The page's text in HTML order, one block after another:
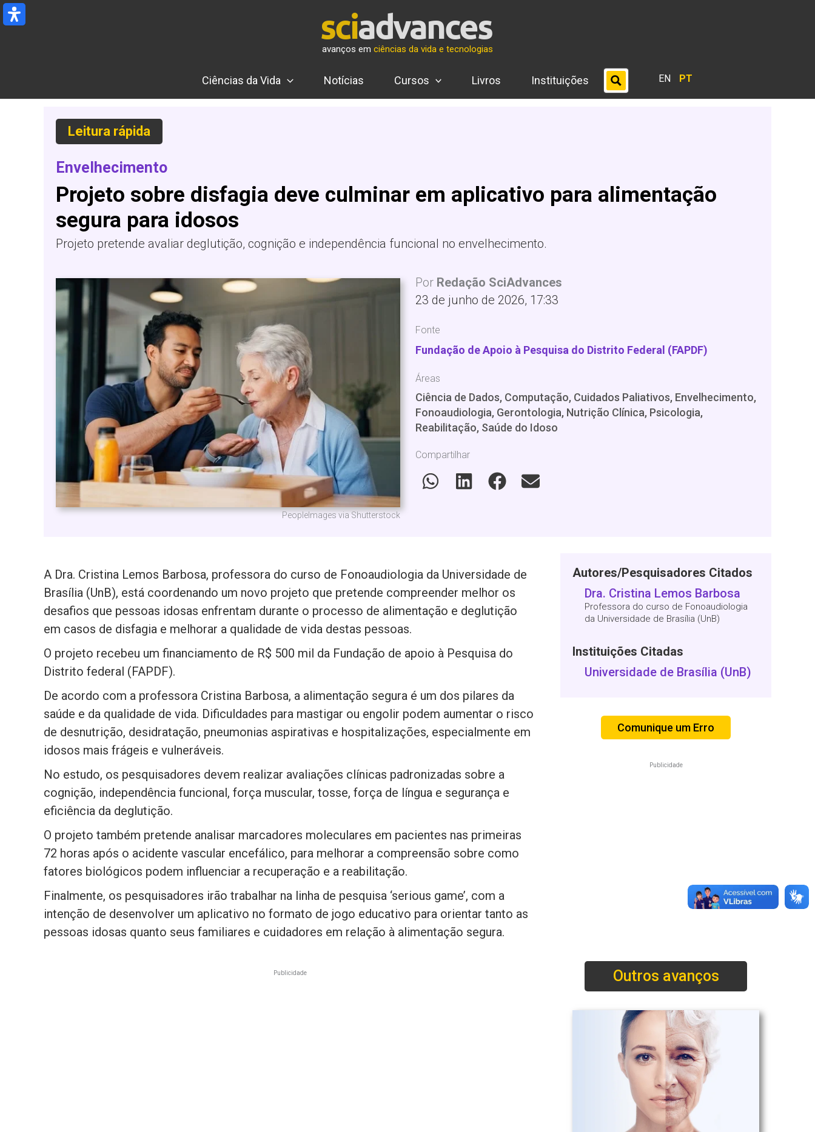
Ir
para
avanços em ciências da vida e tecnologias
Ciências da Vida Notícias Cursos Livros Instituições EN PT
Leitura rápida
Envelhecimento
Projeto sobre disfagia deve culminar em aplicativo para alimentação
segura para idosos
Projeto pretende avaliar deglutição, cognição e independência funcional no envelhecimento.
PeopleImages via Shutterstock
Por Redação SciAdvances
23 de junho de 2026, 17:33
Fonte
Fundação de Apoio à Pesquisa do Distrito Federal (FAPDF)
Áreas
Ciência de Dados, Computação, Cuidados Paliativos, Envelhecimento,
Fonoaudiologia, Gerontologia, Nutrição Clínica, Psicologia,
Reabilitação, Saúde do Idoso
Compartilhar
A Dra. Cristina Lemos Barbosa, professora do curso de Fonoaudiologia da Universidade de
Brasília (UnB), está coordenando um novo projeto que pretende compreender melhor os
desafios que pessoas idosas enfrentam durante o processo de alimentação e deglutição
em casos de disfagia e melhorar a qualidade de vida destas pessoas.
O projeto recebeu um financiamento de R$ 500 mil da Fundação de apoio à Pesquisa do
Distrito federal (FAPDF).
De acordo com a professora Cristina Barbosa, a alimentação segura é um dos pilares da
saúde e da qualidade de vida. Dificuldades para mastigar ou engolir podem aumentar o risco
de desnutrição, desidratação, pneumonias aspirativas e hospitalizações, especialmente em
idosos mais frágeis e vulneráveis.
No estudo, os pesquisadores devem realizar avaliações clínicas padronizadas sobre a
cognição, independência funcional, força muscular, tosse, força de língua e segurança e
eficiência da deglutição.
O projeto também pretende analisar marcadores moleculares em pacientes nas primeiras
72 horas após o acidente vascular encefálico, para melhorar a compreensão sobre como
fatores biológicos podem influenciar a recuperação e a reabilitação.
Finalmente, os pesquisadores irão trabalhar na linha de pesquisa ‘serious game’, com a
intenção de desenvolver um aplicativo no formato de jogo educativo para orientar tanto as
pessoas idosas quanto seus familiares e cuidadores em relação à alimentação segura.
Publicidade
Autores/Pesquisadores Citados
Dra. Cristina Lemos Barbosa
Professora do curso de Fonoaudiologia
da Universidade de Brasília (UnB)
Instituições Citadas
Universidade de Brasília (UnB)
Comunique um Erro
Publicidade
Outros avanços